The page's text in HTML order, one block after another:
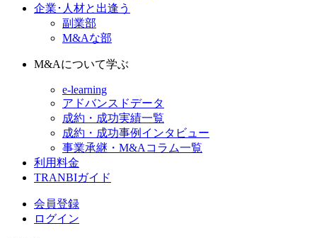
企業･人材と出逢う
副業部
M&Aな部
M&Aについて学ぶ
e-learning
アドバンスドデータ
成約・成功実績一覧
成約・成功事例インタビュー
事業承継・M&Aコラム一覧
利用料金
TRANBIガイド
会員登録
ログイン